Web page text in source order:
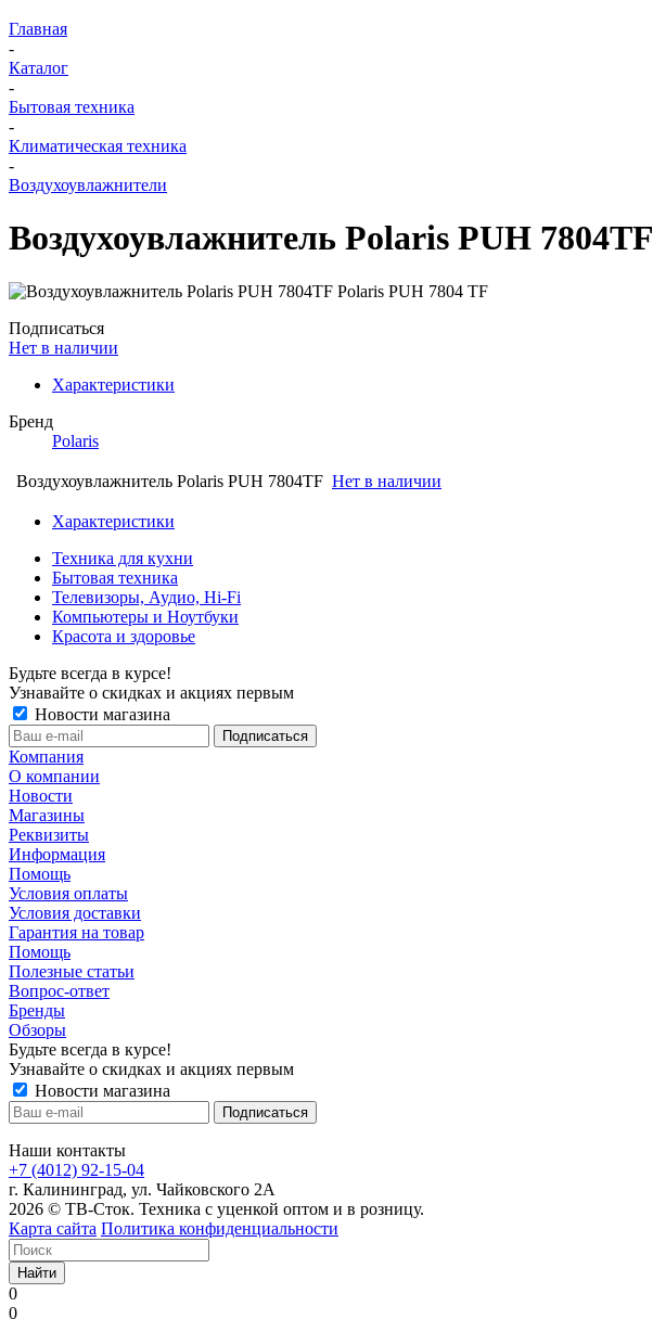
Главная
-
Каталог
-
Бытовая техника
-
Климатическая техника
-
Воздухоувлажнители
Воздухоувлажнитель Polaris PUH 7804TF
Подписаться
Нет в наличии
Характеристики
Бренд
Polaris
Воздухоувлажнитель Polaris PUH 7804TF Нет в наличии
Характеристики
Техника для кухни
Бытовая техника
Телевизоры, Аудио, Hi-Fi
Компьютеры и Ноутбуки
Красота и здоровье
Будьте всегда в курсе!
Узнавайте о скидках и акциях первым
Новости магазина
Компания
О компании
Новости
Магазины
Реквизиты
Информация
Помощь
Условия оплаты
Условия доставки
Гарантия на товар
Помощь
Полезные статьи
Вопрос-ответ
Бренды
Обзоры
Будьте всегда в курсе!
Узнавайте о скидках и акциях первым
Новости магазина
Наши контакты
+7 (4012) 92-15-04
г. Калининград, ул. Чайковского 2А
2026 © ТВ-Сток. Техника с уценкой оптом и в розницу.
Карта сайта Политика конфиденциальности
Найти
0
0